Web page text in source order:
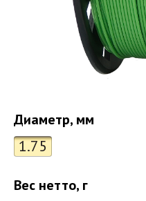
Диаметр, мм
1.75
Вес нетто, г